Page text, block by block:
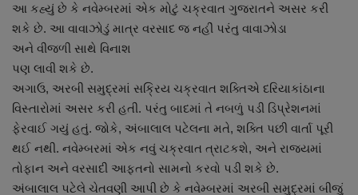
બજારના સમાચાર
નાણાંકીય સમાચાર
સ્થાનિક સમાચાર
સ્પોર્ટ્સ
રાશિફળ
આ કહ્યું છે કે નવેમ્બરમાં એક મોટું ચક્રવાત ગુજરાતને અસર કરી
શકે છે. આ વાવાઝોડું માત્ર વરસાદ જ નહીં પરંતુ વાવાઝોડા
અને વીજળી સાથે વિનાશ
પણ લાવી શકે છે.
અગાઉ, અરબી સમુદ્રમાં સક્રિય ચક્રવાત શક્તિએ દરિયાકાંઠાના
વિસ્તારોમાં અસર કરી હતી. પરંતુ બાદમાં તે નબળું પડી ડિપ્રેશનમાં
ફેરવાઈ ગયું હતું. જોકે, અંબાલાલ પટેલના મતે, શક્તિ પછી વાર્તા પૂરી
થઈ નથી. નવેમ્બરમાં એક નવું ચક્રવાત ત્રાટકશે, અને રાજ્યમાં
તોફાન અને વરસાદી આફતનો સામનો કરવો પડી શકે છે.
અંબાલાલ પટેલે ચેતવણી આપી છે કે નવેમ્બરમાં અરબી સમુદ્રમાં બીજું